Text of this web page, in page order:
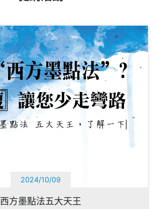
2024/10/09
西方墨點法五大天王